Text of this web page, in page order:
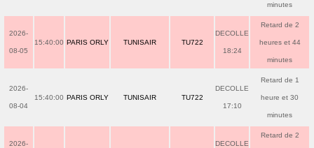
minutes
2026-
08-05
15:40:00 PARIS ORLY TUNISAIR TU722
DECOLLE
18:24
Retard de 2
heures et 44
minutes
2026-
08-04
15:40:00 PARIS ORLY TUNISAIR TU722
DECOLLE
17:10
Retard de 1
heure et 30
minutes
2026- DECOLLE
Retard de 2